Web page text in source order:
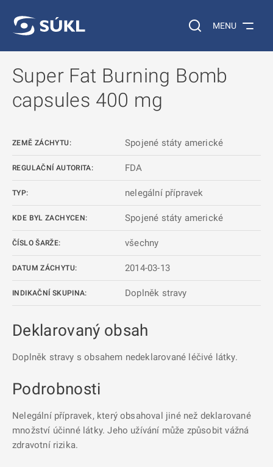
Vyhledávání na
MENU
Super Fat Burning Bomb
capsules 400 mg
ZEMĚ ZÁCHYTU: Spojené státy americké
REGULAČNÍ AUTORITA: FDA
TYP: nelegální přípravek
KDE BYL ZACHYCEN: Spojené státy americké
ČÍSLO ŠARŽE: všechny
DATUM ZÁCHYTU: 2014-03-13
INDIKAČNÍ SKUPINA: Doplněk stravy
Deklarovaný obsah
Doplněk stravy s obsahem nedeklarované léčivé látky.
Podrobnosti
Nelegální přípravek, který obsahoval jiné než deklarované
množství účinné látky. Jeho užívání může způsobit vážná
zdravotní rizika.